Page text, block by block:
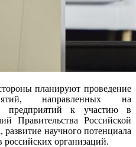
планируют проведение
направленных на
предприятий к участию в
Правительства Российской
научного потенциала
российских организаций.